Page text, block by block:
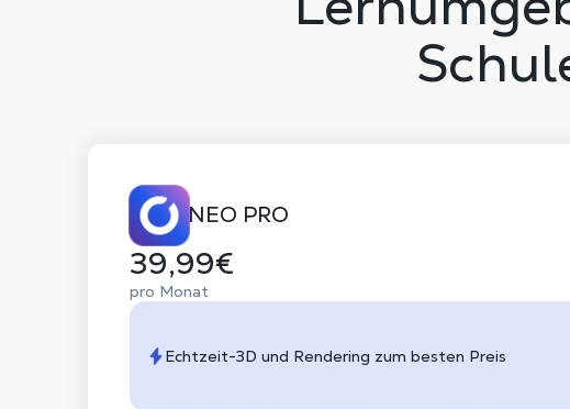
NEO PRO
39,99€
pro Monat
Echtzeit-3D und Rendering zum besten Preis